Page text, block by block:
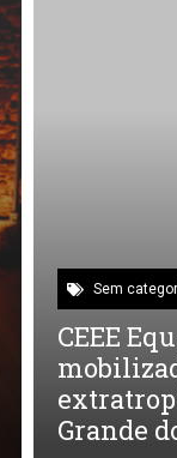
Sem
CEEE
Grande